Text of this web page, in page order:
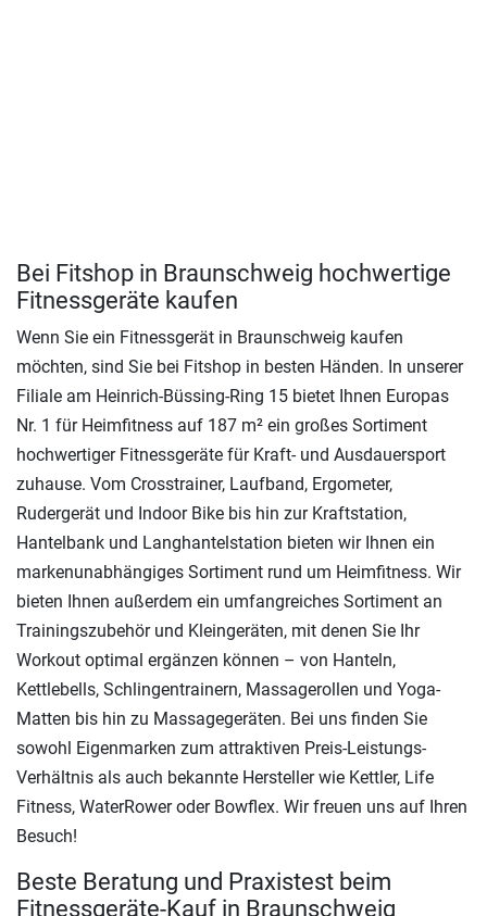
Bei Fitshop in Braunschweig hochwertige
Fitnessgeräte kaufen
Wenn Sie ein Fitnessgerät in Braunschweig kaufen
möchten, sind Sie bei Fitshop in besten Händen. In unserer
Filiale am Heinrich-Büssing-Ring 15 bietet Ihnen Europas
Nr. 1 für Heimfitness auf 187 m² ein großes Sortiment
hochwertiger Fitnessgeräte für Kraft- und Ausdauersport
zuhause. Vom Crosstrainer, Laufband, Ergometer,
Rudergerät und Indoor Bike bis hin zur Kraftstation,
Hantelbank und Langhantelstation bieten wir Ihnen ein
markenunabhängiges Sortiment rund um Heimfitness. Wir
bieten Ihnen außerdem ein umfangreiches Sortiment an
Trainingszubehör und Kleingeräten, mit denen Sie Ihr
Workout optimal ergänzen können – von Hanteln,
Kettlebells, Schlingentrainern, Massagerollen und Yoga-
Matten bis hin zu Massagegeräten. Bei uns finden Sie
sowohl Eigenmarken zum attraktiven Preis-Leistungs-
Verhältnis als auch bekannte Hersteller wie Kettler, Life
Fitness, WaterRower oder Bowflex. Wir freuen uns auf Ihren
Besuch!
Beste Beratung und Praxistest beim
Fitnessgeräte-Kauf in Braunschweig